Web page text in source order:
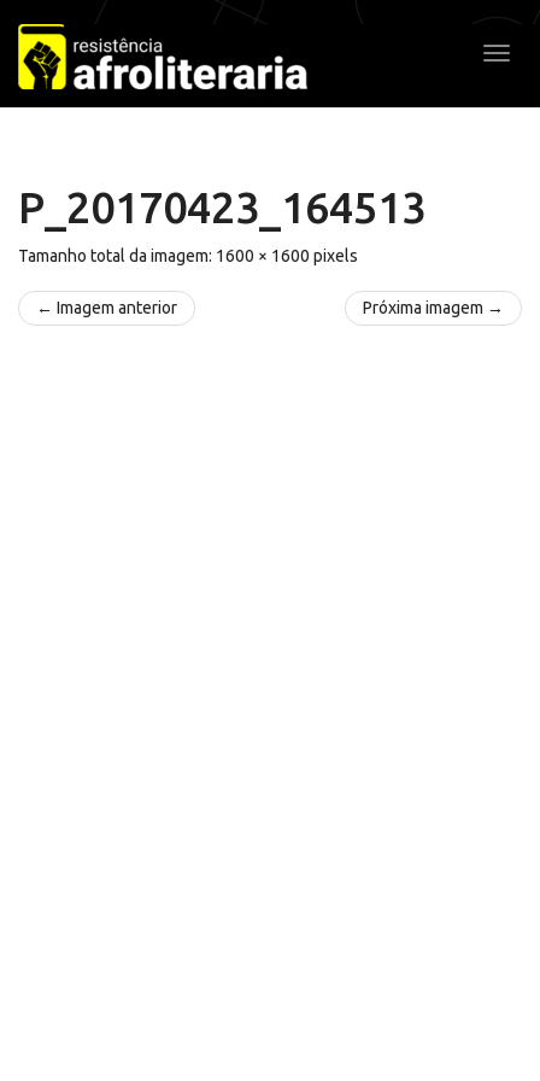
Pular
para
o
conteúdo
P_20170423_164513
Tamanho total da imagem: 1600 × 1600 pixels
← Imagem anterior Próxima imagem →